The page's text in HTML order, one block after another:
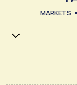
MARKETS
Χ.Α.